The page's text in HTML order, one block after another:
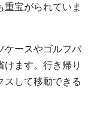
宝がられていま
ケースやゴルフバ
けます。行き帰り
スして移動できる